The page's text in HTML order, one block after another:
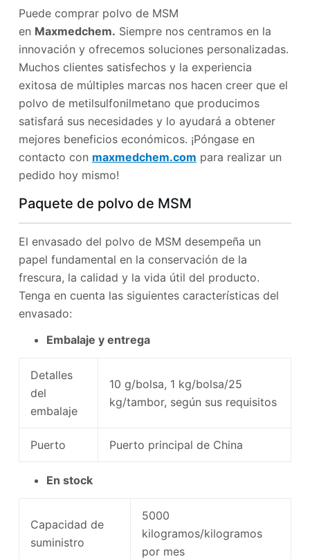
Puede comprar polvo de MSM
en Maxmedchem. Siempre nos centramos en la
innovación y ofrecemos soluciones personalizadas.
Muchos clientes satisfechos y la experiencia
exitosa de múltiples marcas nos hacen creer que el
polvo de metilsulfonilmetano que producimos
satisfará sus necesidades y lo ayudará a obtener
mejores beneficios económicos. ¡Póngase en
contacto con maxmedchem.com para realizar un
pedido hoy mismo!
Paquete de polvo de MSM
El envasado del polvo de MSM desempeña un
papel fundamental en la conservación de la
frescura, la calidad y la vida útil del producto.
Tenga en cuenta las siguientes características del
envasado:
Embalaje y entrega
Detalles
del
embalaje
10 g/bolsa, 1 kg/bolsa/25
kg/tambor, según sus requisitos
Puerto Puerto principal de China
En stock
Capacidad de
suministro
5000
kilogramos/kilogramos
por mes